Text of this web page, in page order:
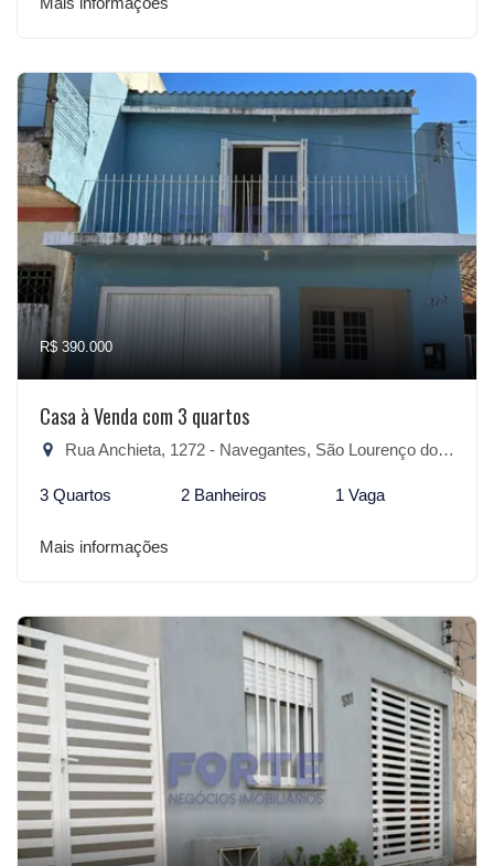
R$ 390.000
Casa à Venda com 3 quartos
Rua Anchieta, 1272 - Navegantes, São Lourenço do Sul-RS
3 Quartos 2 Banheiros 1 Vaga
Mais informações